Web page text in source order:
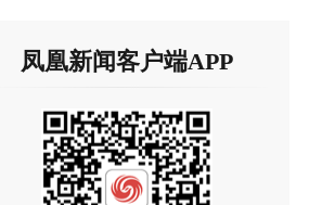
凤凰新闻客户端APP